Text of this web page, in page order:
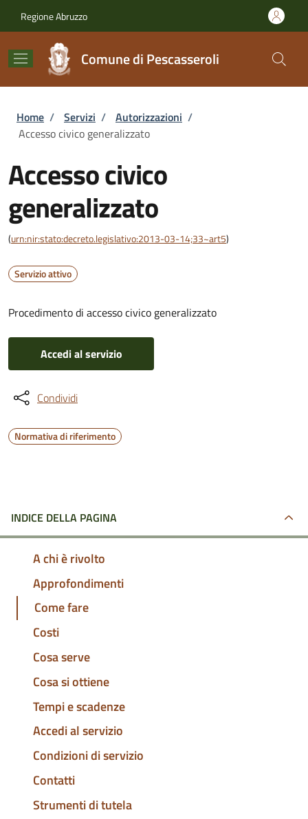
Regione Abruzzo
Comune di Pescasseroli
Briciole di pane
Home / Servizi / Autorizzazioni /
Accesso civico generalizzato
Accesso civico
generalizzato
(urn:nir:stato:decreto.legislativo:2013-03-14;33~art5)
Servizio attivo
Procedimento di accesso civico generalizzato
Accedi al servizio
Condividi
Normativa di riferimento
INDICE DELLA PAGINA
A chi è rivolto
Approfondimenti
Come fare
Costi
Cosa serve
Cosa si ottiene
Tempi e scadenze
Accedi al servizio
Condizioni di servizio
Contatti
Strumenti di tutela